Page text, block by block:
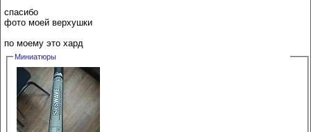
спасибо
фото моей верхушки
по моему это хард
Миниатюры